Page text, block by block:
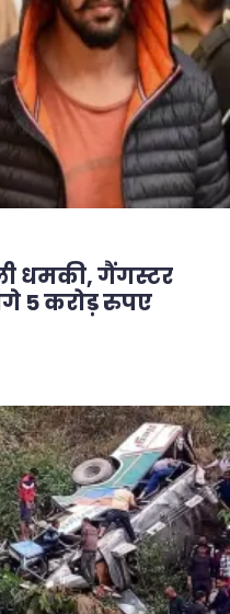
धमकी, गैंगस्टर
5 करोड़ रुपए